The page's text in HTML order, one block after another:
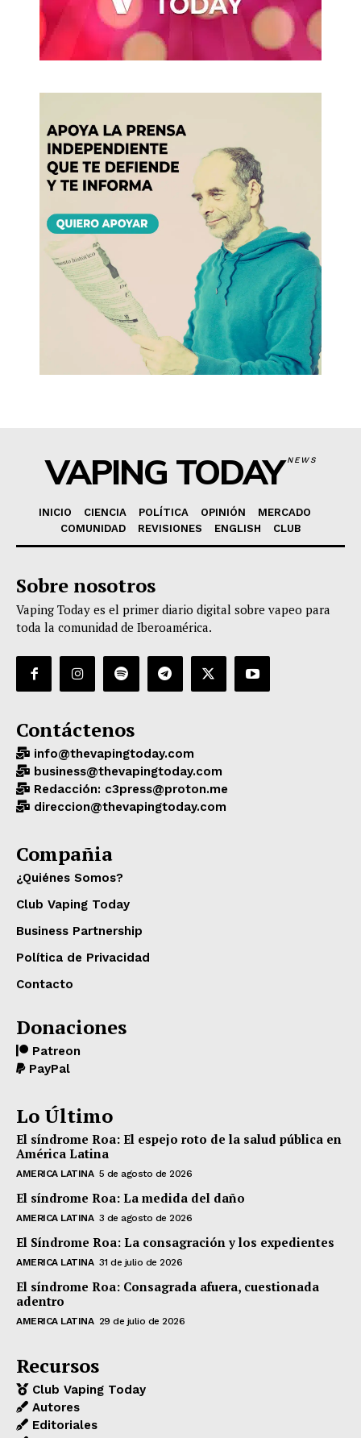
VAPING TODAYNEWS
INICIO CIENCIA POLÍTICA OPINIÓN
MERCADO
COMUNIDAD
REVISIONES ENGLISH CLUB
Sobre nosotros
Vaping Today es el primer diario digital sobre vapeo para
toda la comunidad de Iberoamérica.
Contáctenos
info@thevapingtoday.com
business@thevapingtoday.com
Redacción: c3press@proton.me
direccion@thevapingtoday.com
Compañia
¿Quiénes Somos?
Club Vaping Today
Business Partnership
Política de Privacidad
Contacto
Donaciones
Patreon
PayPal
Lo Último
El síndrome Roa: El espejo roto de la salud pública en
América Latina
AMERICA LATINA 5 de agosto de 2026
El síndrome Roa: La medida del daño
AMERICA LATINA 3 de agosto de 2026
El Síndrome Roa: La consagración y los expedientes
AMERICA LATINA 31 de julio de 2026
El síndrome Roa: Consagrada afuera, cuestionada
adentro
AMERICA LATINA 29 de julio de 2026
Recursos
Club Vaping Today
Autores
Editoriales